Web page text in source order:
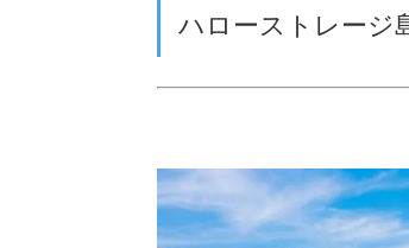
ハローストレージ